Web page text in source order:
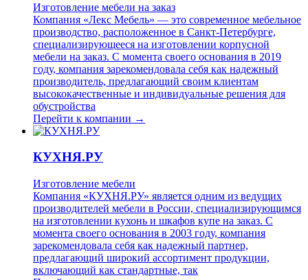
Изготовление мебели на заказ
Компания «Лекс Мебель» — это современное мебельное
производство, расположенное в Санкт-Петербурге,
специализирующееся на изготовлении корпусной
мебели на заказ. С момента своего основания в 2019
году, компания зарекомендовала себя как надежный
производитель, предлагающий своим клиентам
высококачественные и индивидуальные решения для
обустройства
Перейти к компании →
КУХНЯ.РУ
Изготовление мебели
Компания «КУХНЯ.РУ» является одним из ведущих
производителей мебели в России, специализирующимся
на изготовлении кухонь и шкафов купе на заказ. С
момента своего основания в 2003 году, компания
зарекомендовала себя как надежный партнер,
предлагающий широкий ассортимент продукции,
включающий как стандартные, так